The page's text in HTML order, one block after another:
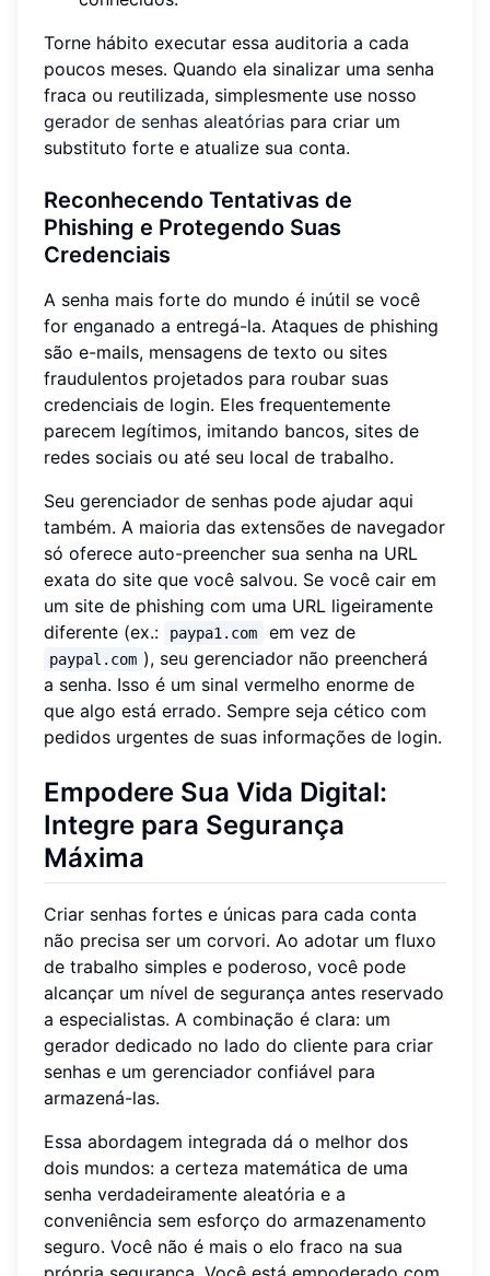
Torne hábito executar essa auditoria a cada
poucos meses. Quando ela sinalizar uma senha
fraca ou reutilizada, simplesmente use nosso
gerador de senhas aleatórias para criar um
substituto forte e atualize sua conta.
Reconhecendo Tentativas de
Phishing e Protegendo Suas
Credenciais
A senha mais forte do mundo é inútil se você
for enganado a entregá-la. Ataques de phishing
são e-mails, mensagens de texto ou sites
fraudulentos projetados para roubar suas
credenciais de login. Eles frequentemente
parecem legítimos, imitando bancos, sites de
redes sociais ou até seu local de trabalho.
Seu gerenciador de senhas pode ajudar aqui
também. A maioria das extensões de navegador
só oferece auto-preencher sua senha na URL
exata do site que você salvou. Se você cair em
um site de phishing com uma URL ligeiramente
diferente (ex.:
paypa1.com em vez de
paypal.com ), seu gerenciador não preencherá
a senha. Isso é um sinal vermelho enorme de
que algo está errado. Sempre seja cético com
pedidos urgentes de suas informações de login.
Empodere Sua Vida Digital:
Integre para Segurança
Máxima
Criar senhas fortes e únicas para cada conta
não precisa ser um corvori. Ao adotar um fluxo
de trabalho simples e poderoso, você pode
alcançar um nível de segurança antes reservado
a especialistas. A combinação é clara: um
gerador dedicado no lado do cliente para criar
senhas e um gerenciador confiável para
armazená-las.
Essa abordagem integrada dá o melhor dos
dois mundos: a certeza matemática de uma
senha verdadeiramente aleatória e a
conveniência sem esforço do armazenamento
seguro. Você não é mais o elo fraco na sua